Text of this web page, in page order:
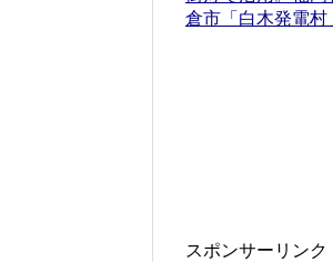
スポンサーリンク